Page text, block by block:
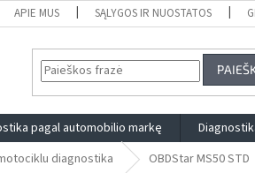
APIE MUS SĄLYGOS IR NUOSTATOS
pagal automobilio markę
diagnostika
OBDStar MS50 STD